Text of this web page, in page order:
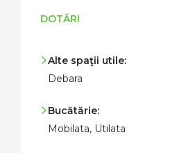
DOTĂRI
Alte spaţii utile:
Debara
Bucătărie:
Mobilata, Utilata